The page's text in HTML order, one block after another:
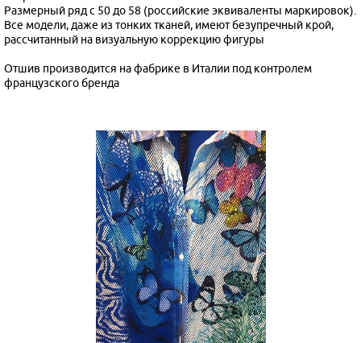
Размерный ряд с 50 до 58 (российские эквиваленты маркировок).
Все модели, даже из тонких тканей, имеют безупречный крой,
рассчитанный на визуальную коррекцию фигуры
Отшив производится на фабрике в Италии под контролем
французского бренда